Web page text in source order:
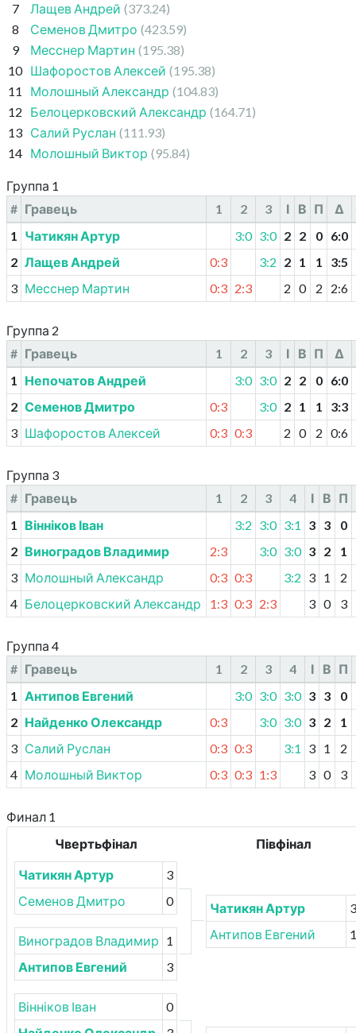
7
Лащев Андрей (373.24)
8
Семенов Дмитро (423.59)
9
Месснер Мартин (195.38)
10 Шафоростов Алексей (195.38)
11
Молошный Александр (104.83)
12
Белоцерковский Александр (164.71)
13 Салий Руслан (111.93)
14 Молошный Виктор (95.84)
Группа 1
# Гравець 1 2 3 І В П Δ
1 Чатикян Артур 3:0 3:0 2 2 0 6:0
2 Лащев Андрей 0:3 3:2 2 1 1 3:5
3 Месснер Мартин 0:3 2:3 2 0 2 2:6
Группа 2
# Гравець 1 2 3 І В П Δ
1 Непочатов Андрей 3:0 3:0 2 2 0 6:0
2 Семенов Дмитро 0:3 3:0 2 1 1 3:3
3 Шафоростов Алексей 0:3 0:3 2 0 2 0:6
Группа 3
# Гравець 1 2 3 4 І В П
1 Вінніков Іван 3:2 3:0 3:1 3 3 0
2 Виноградов Владимир 2:3 3:0 3:0 3 2 1
3 Молошный Александр 0:3 0:3 3:2 3 1 2
4 Белоцерковский Александр 1:3 0:3 2:3 3 0 3
Группа 4
# Гравець 1 2 3 4 І В П
1 Антипов Евгений 3:0 3:0 3:0 3 3 0
2 Найденко Олександр 0:3 3:0 3:0 3 2 1
3 Салий Руслан 0:3 0:3 3:1 3 1 2
4 Молошный Виктор 0:3 0:3 1:3 3 0 3
Финал 1
Чвертьфінал
Півфінал
Чатикян Артур
3
Семенов Дмитро
0
Виноградов Владимир 1
Антипов Евгений
3
Вінніков Іван
0
Чатикян Артур
3
Антипов Евгений
1